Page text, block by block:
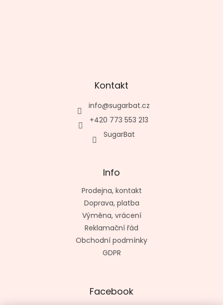
Kontakt
info@sugarbat.cz
+420 773 553 213
SugarBat
Info
Prodejna, kontakt
Doprava, platba
Výměna, vrácení
Reklamační řád
Obchodní podmínky
GDPR
Facebook